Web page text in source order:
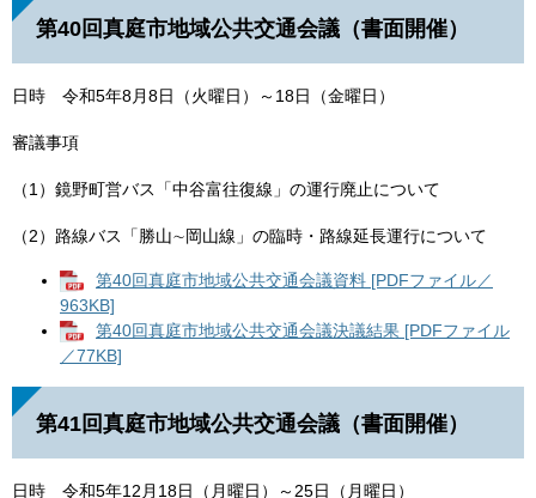
第40回真庭市地域公共交通会議（書面開催）
日時 令和5年8月8日（火曜日）～18日（金曜日）
審議事項
（1）鏡野町営バス「中谷富往復線」の運行廃止について
（2）路線バス「勝山∼岡山線」の臨時・路線延長運行について
第40回真庭市地域公共交通会議資料 [PDFファイル／
963KB]
第40回真庭市地域公共交通会議決議結果 [PDFファイル
／77KB]
第41回真庭市地域公共交通会議（書面開催）
日時 令和5年12月18日（月曜日）～25日（月曜日）